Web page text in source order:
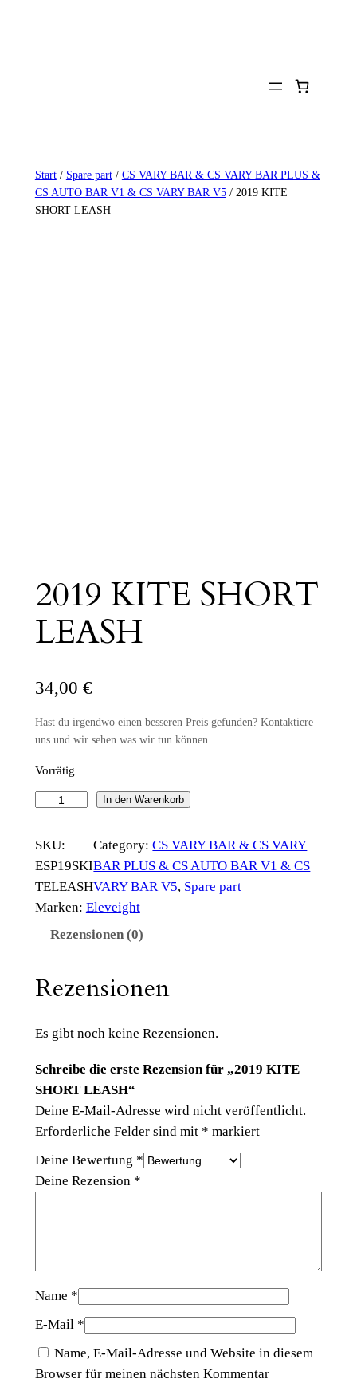
Start/ Spare part/ CS VARY BAR & CS VARY BAR PLUS &
CS AUTO BAR V1 & CS VARY BAR V5/ 2019 KITE
SHORT LEASH
2019 KITE SHORT
LEASH
34,00 €
Hast du irgendwo einen besseren Preis gefunden? Kontaktiere
uns und wir sehen was wir tun können.
Vorrätig
1
9
K
I
H
R
L
E
A
S
H
M
e
In den Warenkorb
SKU:
ESP19SKI
TELEASH
Category:CS VARY BAR & CS VARY
BAR PLUS & CS AUTO BAR V1 & CS
VARY BAR V5, Spare part
Marken: Eleveight
Rezensionen (0)
Rezensionen
Es gibt noch keine Rezensionen.
Schreibe die erste Rezension für „2019 KITE
SHORT LEASH“
Deine E-Mail-Adresse wird nicht veröffentlicht.
Erforderliche Felder sind mit * markiert
Deine Bewertung *
Deine Rezension *
Name *
E-Mail *
Name, E-Mail-Adresse und Website in diesem
Browser für meinen nächsten Kommentar